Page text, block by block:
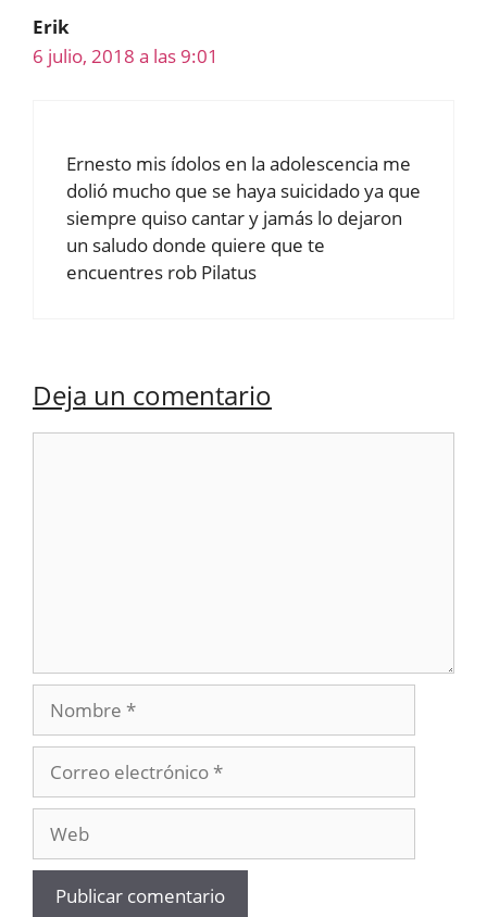
Erik
6 julio, 2018 a las 9:01
Ernesto mis ídolos en la adolescencia me
dolió mucho que se haya suicidado ya que
siempre quiso cantar y jamás lo dejaron
un saludo donde quiere que te
encuentres rob Pilatus
Deja un comentario
electrónico